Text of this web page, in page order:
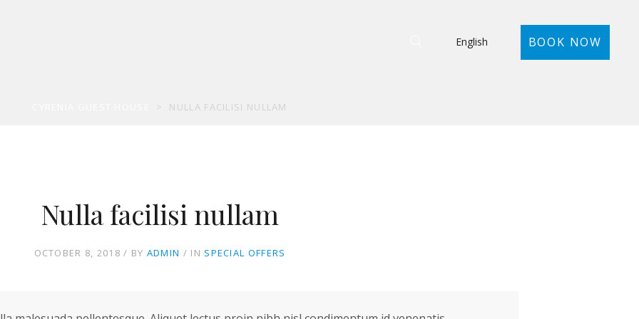
English BOOK NOW
> NULLA FACILISI NULLAM
Nulla facilisi nullam
OCTOBER 8, 2018 BY ADMIN IN SPECIAL OFFERS